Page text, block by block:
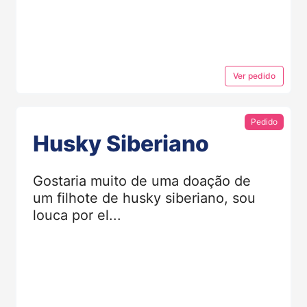
Ver pedido
Pedido
Husky Siberiano
Gostaria muito de uma doação de
um filhote de husky siberiano, sou
louca por el...